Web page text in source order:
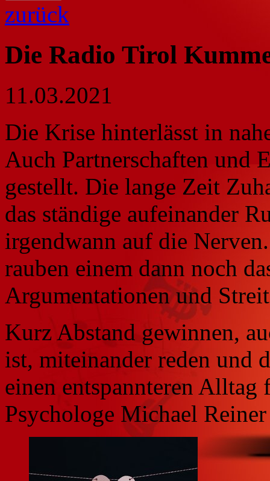
zurück
Die Radio Tirol
11.03.2021
Die Krise hinterlässt in
Auch Partnerschaften und
gestellt. Die lange Zeit
das ständige aufeinander
irgendwann auf die
rauben einem dann noch
Argumentationen und
Kurz Abstand gewinnen,
ist, miteinander reden und
einen entspannteren
Psychologe Michael